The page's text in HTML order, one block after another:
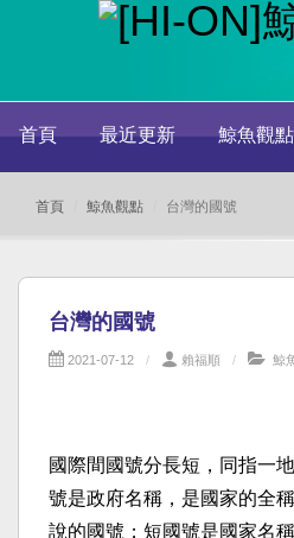
首頁 最近更新 鯨魚觀點
首頁 鯨魚觀點 台灣的國號
台灣的國號
2021-07-12 賴福順 鯨
國際間國號分長短，同指一
號是政府名稱，是國家的全
說的國號；短國號是國家名